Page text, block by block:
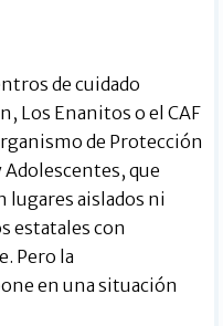
de cuidado
Los Enanitos o el CAF
de Protección
que
lugares aislados ni
estatales con
Pero la
en una situación